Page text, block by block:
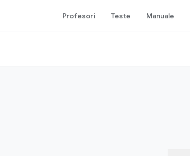
Profesori Teste Manuale